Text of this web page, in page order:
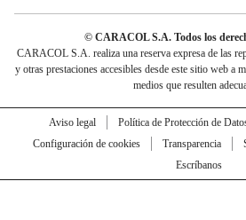
© CARACOL S.A. Todos los
CARACOL S.A. realiza una reserva expresa de las
y otras prestaciones accesibles desde este sitio web a
medios que resulten
Aviso legal Política de Protección de
Configuración de cookies
Transparencia
Escríbanos